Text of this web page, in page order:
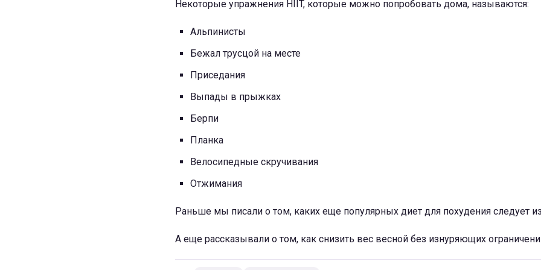
Некоторые упражнения HIIT, которые можно попробовать дома, называются:
Альпинисты
Бежал трусцой на месте
Приседания
Выпады в прыжках
Берпи
Планка
Велосипедные скручивания
Отжимания
Раньше мы писали о том, каких еще популярных диет для похудения следует
А еще рассказывали о том, как снизить вес весной без изнуряющих